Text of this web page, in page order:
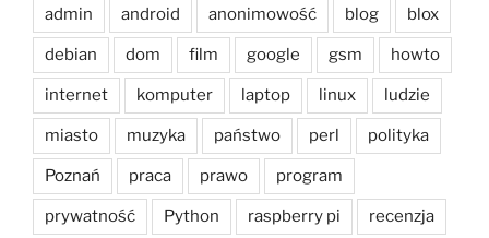
admin android anonimowość blog blox
debian dom film google gsm howto
internet komputer laptop linux ludzie
miasto muzyka państwo perl polityka
Poznań praca prawo program
prywatność Python raspberry pi recenzja